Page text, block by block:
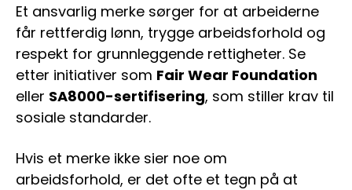
Et ansvarlig merke sørger for at arbeiderne
får rettferdig lønn, trygge arbeidsforhold og
respekt for grunnleggende rettigheter. Se
etter initiativer som Fair Wear Foundation
eller SA8000-sertifisering, som stiller krav til
sosiale standarder.
Hvis et merke ikke sier noe om
arbeidsforhold, er det ofte et tegn på at